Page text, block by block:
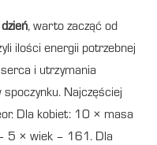
, warto zacząć od
ilości energii potrzebnej
i utrzymania
Najczęściej
Dla kobiet: 10 × masa
5 × wiek – 161. Dla